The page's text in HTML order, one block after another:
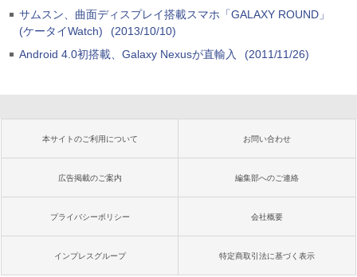
サムスン、曲面ディスプレイ搭載スマホ「GALAXY ROUND」
(ケータイWatch)
(2013/10/10)
Android 4.0初搭載、Galaxy Nexusが直輸入
(2011/11/26)
本サイトのご利用について お問い合わせ
広告掲載のご案内 編集部へのご連絡
プライバシーポリシー 会社概要
インプレスグループ 特定商取引法に基づく表示